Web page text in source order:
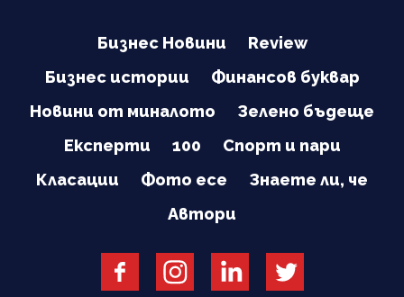
Бизнес Новини
Review
Бизнес истории
Финансов буквар
Новини от миналото
Зелено бъдеще
Експерти
100
Спорт и пари
Класации
Фото есе
Знаете ли, че
Автори